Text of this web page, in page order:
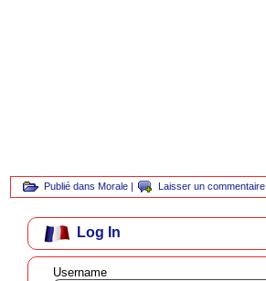
Publié dans Morale | Laisser un commentaire
Log In
Username